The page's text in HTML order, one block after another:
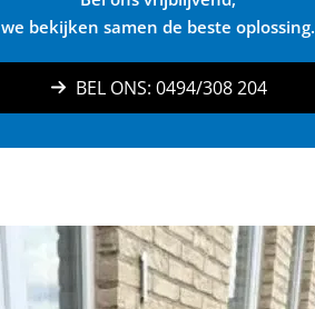
we bekijken samen de beste oplossing.
BEL ONS: 0494/308 204